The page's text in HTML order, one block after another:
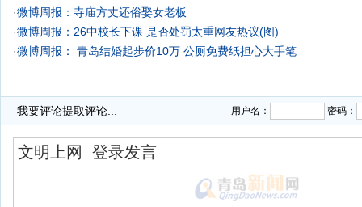
·微博周报：寺庙方丈还俗娶女老板
·微博周报：26中校长下课 是否处罚太重网友热议(图)
·微博周报： 青岛结婚起步价10万 公厕免费纸担心大手笔
我要评论提取评论... 用户名： 密码：